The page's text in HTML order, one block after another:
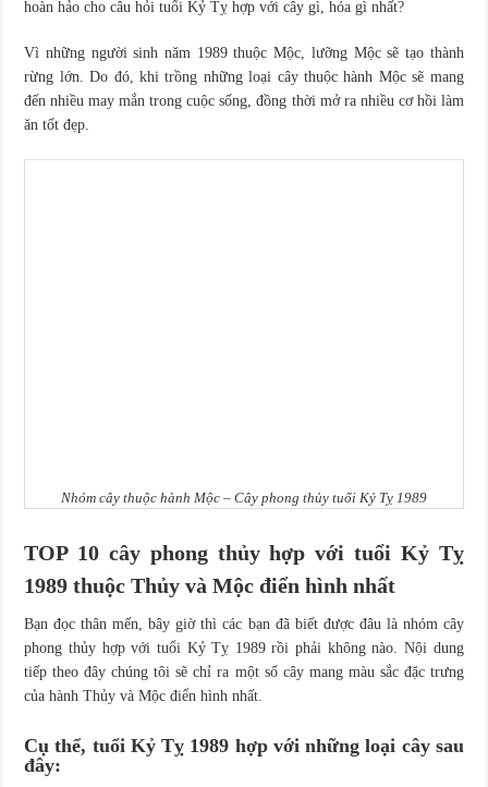
hoàn hảo cho câu hỏi tuổi Kỷ Tỵ hợp với cây gì, hóa gì nhất?
Vì những người sinh năm 1989 thuộc Mộc, lưỡng Mộc sẽ tạo thành
rừng lớn. Do đó, khi trồng những loại cây thuộc hành Mộc sẽ mang
đến nhiều may mắn trong cuộc sống, đồng thời mở ra nhiều cơ hồi làm
ăn tốt đẹp.
Nhóm cây thuộc hành Mộc – Cây phong thủy tuổi Kỷ Tỵ 1989
TOP 10 cây phong thủy hợp với tuổi Kỷ Tỵ
1989 thuộc Thủy và Mộc điển hình nhất
Bạn đọc thân mến, bây giờ thì các bạn đã biết được đâu là nhóm cây
phong thủy hợp với tuổi Kỷ Tỵ 1989 rồi phải không nào. Nội dung
tiếp theo đây chúng tôi sẽ chỉ ra một số cây mang màu sắc đặc trưng
của hành Thủy và Mộc điển hình nhất.
Cụ thể, tuổi Kỷ Tỵ 1989 hợp với những loại cây sau
đây: